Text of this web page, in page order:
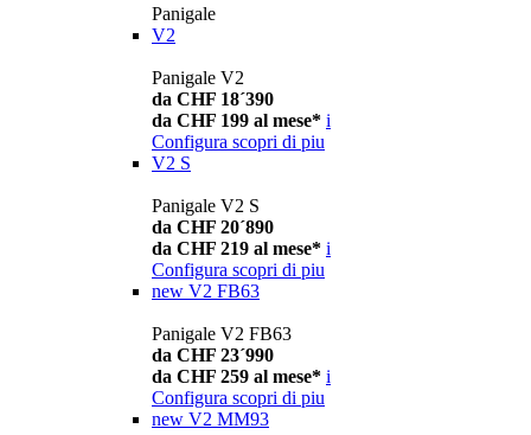
Panigale
V2
Panigale V2
da CHF 18´390
da CHF 199 al mese* i
Configura scopri di piu
V2 S
Panigale V2 S
da CHF 20´890
da CHF 219 al mese* i
Configura scopri di piu
new V2 FB63
Panigale V2 FB63
da CHF 23´990
da CHF 259 al mese* i
Configura scopri di piu
new V2 MM93